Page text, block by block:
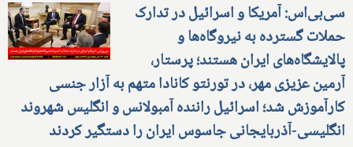
سی‌بی‌اس: آمریکا و اسرائیل در تدارک
حملات گسترده به نیروگاه‌ها و
پالایشگاه‌های ایران هستند؛ پرستار،
آرمین عزیزی مهر، در تورنتو کانادا متهم به آزار جنسی
کارآموزش شد؛ اسرائیل راننده آمبولانس و انگلیس شهروند
انگلیسی-آذربایجانی جاسوس ایران را دستگیر کردند